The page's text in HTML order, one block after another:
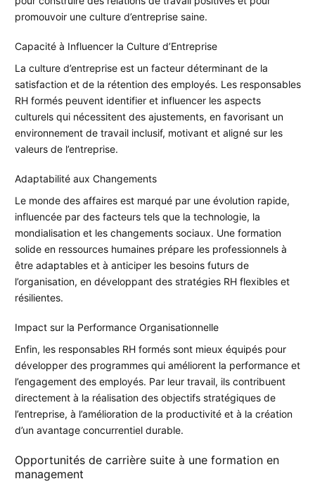
promouvoir une culture d’entreprise saine.
Capacité à Influencer la Culture d’Entreprise
La culture d’entreprise est un facteur déterminant de la
satisfaction et de la rétention des employés. Les responsables
RH formés peuvent identifier et influencer les aspects
culturels qui nécessitent des ajustements, en favorisant un
environnement de travail inclusif, motivant et aligné sur les
valeurs de l’entreprise.
Adaptabilité aux Changements
Le monde des affaires est marqué par une évolution rapide,
influencée par des facteurs tels que la technologie, la
mondialisation et les changements sociaux. Une formation
solide en ressources humaines prépare les professionnels à
être adaptables et à anticiper les besoins futurs de
l’organisation, en développant des stratégies RH flexibles et
résilientes.
Impact sur la Performance Organisationnelle
Enfin, les responsables RH formés sont mieux équipés pour
développer des programmes qui améliorent la performance et
l’engagement des employés. Par leur travail, ils contribuent
directement à la réalisation des objectifs stratégiques de
l’entreprise, à l’amélioration de la productivité et à la création
d’un avantage concurrentiel durable.
Opportunités de carrière suite à une formation en
management